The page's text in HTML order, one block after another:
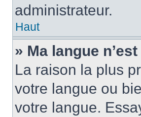
administrateur.
Haut
» Ma langue
La raison la plus
votre langue ou
votre langue.